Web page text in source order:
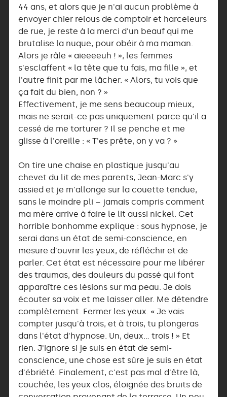
44 ans, et alors que je n'ai aucun problème à
envoyer chier relous de comptoir et harceleurs
de rue, je reste à la merci d'un beauf qui me
brutalise la nuque, pour obéir à ma maman.
Alors je râle « aïeeeeuh ! », les femmes
s'esclaffent « la tête que tu fais, ma fille », et
l'autre finit par me lâcher. « Alors, tu vois que
ça fait du bien, non ? »
Effectivement, je me sens beaucoup mieux,
mais ne serait-ce pas uniquement parce qu'il a
cessé de me torturer ? Il se penche et me
glisse à l'oreille : « T'es prête, on y va ? »
On tire une chaise en plastique jusqu'au
chevet du lit de mes parents, Jean-Marc s'y
assied et je m'allonge sur la couette tendue,
sans le moindre pli – jamais compris comment
ma mère arrive à faire le lit aussi nickel. Cet
horrible bonhomme explique : sous hypnose, je
serai dans un état de semi-conscience, en
mesure d'ouvrir les yeux, de réfléchir et de
parler. Cet état est nécessaire pour me libérer
des traumas, des douleurs du passé qui font
apparaître ces lésions sur ma peau. Je dois
écouter sa voix et me laisser aller. Me détendre
complètement. Fermer les yeux. « Je vais
compter jusqu'à trois, et à trois, tu plongeras
dans l'état d'hypnose. Un, deux… trois ! » Et
rien. J'ignore si je suis en état de semi-
conscience, une chose est sûre je suis en état
d'ébriété. Finalement, c'est pas mal d'être là,
couchée, les yeux clos, éloignée des bruits de